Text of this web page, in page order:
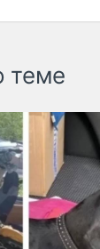
теме